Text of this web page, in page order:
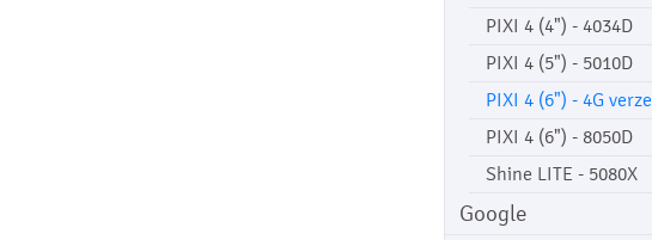
PIXI 4 (4") - 4034D
PIXI 4 (5") - 5010D
PIXI 4 (6") - 4G verze
PIXI 4 (6") - 8050D
Shine LITE - 5080X
Google